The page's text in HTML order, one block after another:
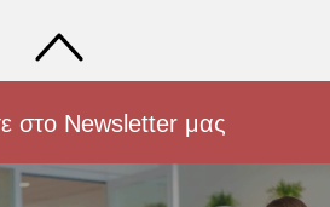
στο Newsletter μας